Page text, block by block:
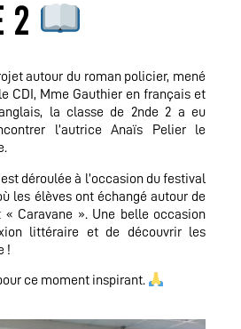
2
autour du roman policier, mené
CDI, Mme Gauthier en français et
la classe de 2nde 2 a eu
l’autrice Anaïs Pelier le
déroulée à l’occasion du festival
les élèves ont échangé autour de
Caravane ». Une belle occasion
littéraire et de découvrir les
!
ce moment inspirant.